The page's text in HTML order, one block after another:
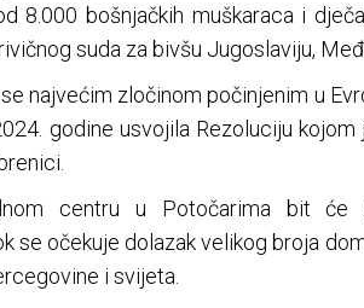
8.000 bošnjačkih muškaraca i
suda za bivšu Jugoslaviju,
najvećim zločinom počinjenim u
godine usvojila Rezoluciju
centru u Potočarima bit će
se očekuje dolazak velikog broja
i svijeta.